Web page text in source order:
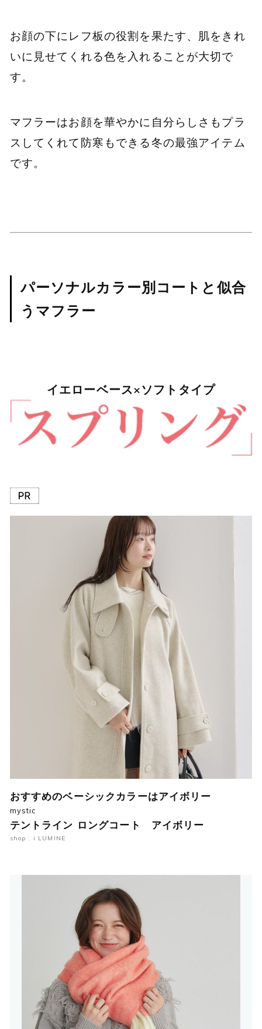
お顔の下にレフ板の役割を果たす、肌をきれ
いに見せてくれる色を入れることが大切で
す。
マフラーはお顔を華やかに自分らしさもプラ
スしてくれて防寒もできる冬の最強アイテム
です。
パーソナルカラー別コートと似合
うマフラー
イエローベース×ソフトタイプ
おすすめのベーシックカラーはアイボリー
mystic
テントライン ロングコート アイボリー
shop : i LUMINE